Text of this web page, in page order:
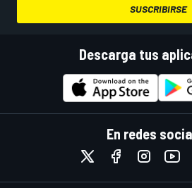
SUSCRIBIRSE
Descarga tus
En redes